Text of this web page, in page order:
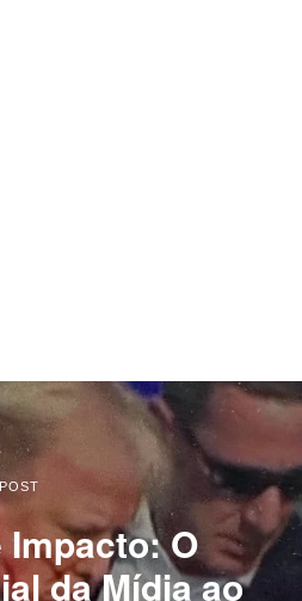
Impacto: O
da Mídia ao